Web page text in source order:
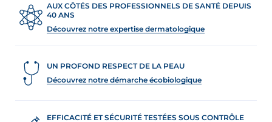
AUX CÔTÉS DES PROFESSIONNELS DE SANTÉ DEPUIS
40 ANS
Découvrez notre expertise dermatologique
UN PROFOND RESPECT DE LA PEAU
Découvrez notre démarche écobiologique
EFFICACITÉ ET SÉCURITÉ TESTÉES SOUS CONTRÔLE